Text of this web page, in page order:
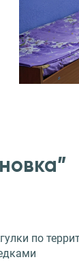
по